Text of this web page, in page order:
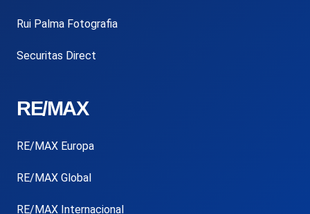
Rui Palma Fotografia
Securitas Direct
RE/MAX
RE/MAX Europa
RE/MAX Global
RE/MAX Internacional